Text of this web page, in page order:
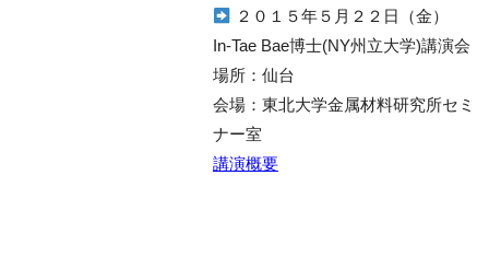
２０１５年５月２２日（金）
In-Tae Bae博士(NY州立大学)講演会
場所：仙台
会場：東北大学金属材料研究所セミ
ナー室
講演概要